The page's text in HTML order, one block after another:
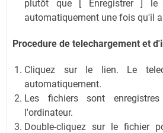
plutôt que [ Enregistrer ] le
automatiquement une fois qu'il
Procedure de telechargement et
Cliquez sur le lien. Le
automatiquement.
Les fichiers sont
l'ordinateur.
Double-cliquez sur le fichier